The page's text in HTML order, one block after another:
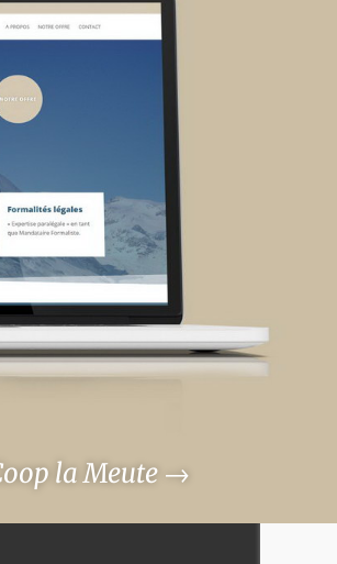
la Meute→